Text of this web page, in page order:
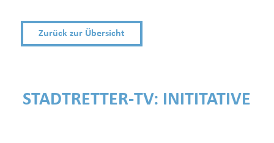
Zurück zur Übersicht
STADTRETTER-TV: INITITATIVE